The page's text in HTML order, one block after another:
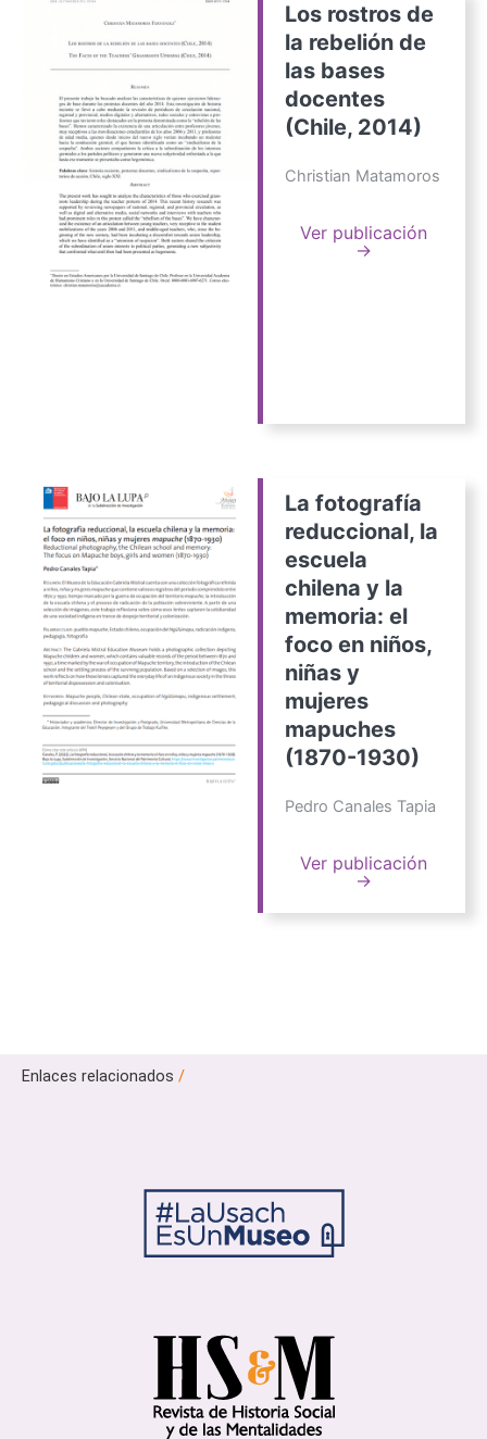
Los rostros de
la rebelión de
las bases
docentes
(Chile, 2014)
Christian Matamoros
Ver publicación
→
La fotografía
reduccional, la
escuela
chilena y la
memoria: el
foco en niños,
niñas y
mujeres
mapuches
(1870-1930)
Pedro Canales Tapia
Ver publicación
→
Enlaces relacionados /